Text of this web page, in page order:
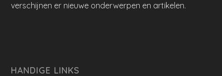
verschijnen er nieuwe onderwerpen en artikelen.
HANDIGE LINKS